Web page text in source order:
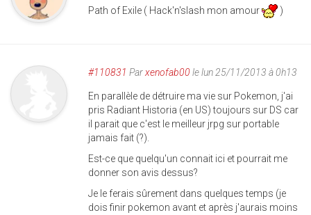
Path of Exile ( Hack'n'slash mon amour )
#110831 Parxenofab00 le lun 25/11/2013 à 0h13
En parallèle de détruire ma vie sur Pokemon, j'ai
pris Radiant Historia (en US) toujours sur DS car
il parait que c'est le meilleur jrpg sur portable
jamais fait (?).
Est-ce que quelqu'un connait ici et pourrait me
donner son avis dessus?
Je le ferais sûrement dans quelques temps (je
dois finir pokemon avant et après j'aurais moins